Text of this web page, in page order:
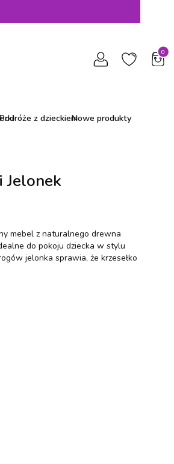
z dzieckiemNowe produkty
Jelonek
mebel z naturalnego drewna
do pokoju dziecka w stylu
jelonka sprawia, że krzesełko